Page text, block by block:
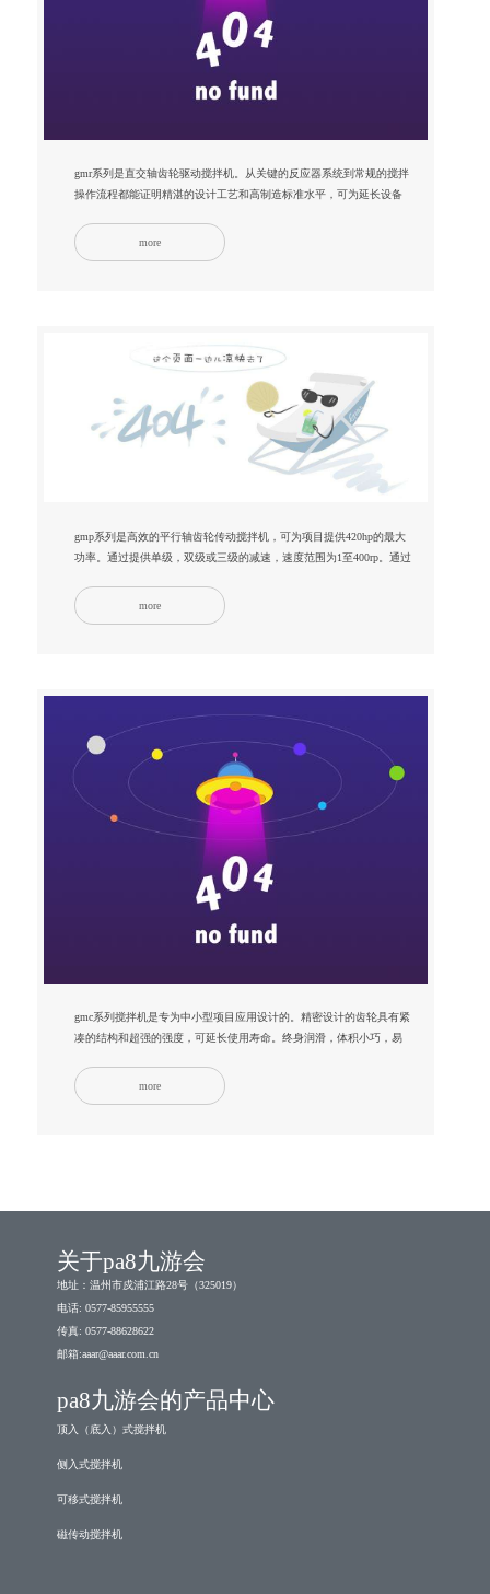
gmr系列是直交轴齿轮驱动搅拌机。从关键的反应器系统到常规的搅拌
操作流程都能证明精湛的设计工艺和高制造标准水平，可为延长设备
more
gmp系列是高效的平行轴齿轮传动搅拌机，可为项目提供420hp的最大
功率。通过提供单级，双级或三级的减速，速度范围为1至400rp。通过
more
gmc系列搅拌机是专为中小型项目应用设计的。精密设计的齿轮具有紧
凑的结构和超强的强度，可延长使用寿命。终身润滑，体积小巧，易
more
关于pa8九游会
地址：温州市戍浦江路28号（325019）
电话: 0577-85955555
传真: 0577-88628622
邮箱:aaar@aaar.com.cn
pa8九游会的产品中心
顶入（底入）式搅拌机
侧入式搅拌机
可移式搅拌机
磁传动搅拌机